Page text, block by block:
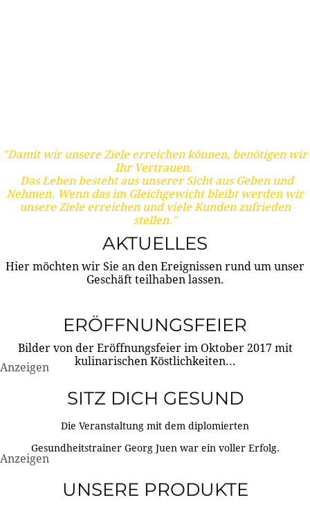
"Damit wir unsere Ziele erreichen können, benötigen wir
Ihr Vertrauen.
Das Leben besteht aus unserer Sicht aus Geben und
Nehmen. Wenn das im Gleichgewicht bleibt werden wir
unsere Ziele erreichen und viele Kunden zufrieden
stellen."
AKTUELLES
Hier möchten wir Sie an den Ereignissen rund um unser
Geschäft teilhaben lassen.
ERÖFFNUNGSFEIER
Bilder von der Eröffnungsfeier im Oktober 2017 mit
kulinarischen Köstlichkeiten...
Anzeigen
SITZ DICH GESUND
Die Veranstaltung mit dem diplomierten
Gesundheitstrainer Georg Juen war ein voller Erfolg.
Anzeigen
UNSERE PRODUKTE